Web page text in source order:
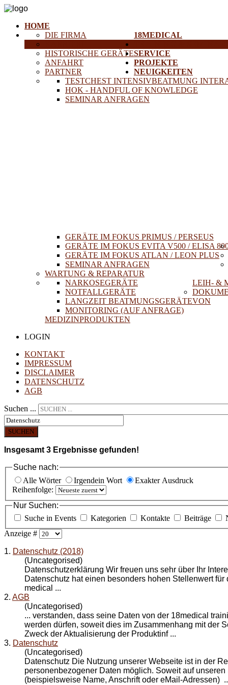
HOME
18MEDICAL
DIE FIRMA
HISTORISCHE GERÄTE
ANFAHRT
PARTNER
TESTCHEST INTENSIVBEATMUNG
HOK - HANDFUL OF KNOWLEDGE
SEMINAR ANFRAGEN
GERÄTE IM FOKUS PRIMUS / PERSEUS
GERÄTE IM FOKUS EVITA V500 / ELISA
GERÄTE IM FOKUS ATLAN / LEON PLUS
SEMINAR ANFRAGEN
SERVICE
WARTUNG & REPARATUR
LEIH- &
NARKOSEGERÄTE
NOTFALLGERÄTE
LANGZEIT BEATMUNGSGERÄTE
MONITORING (AUF ANFRAGE)
VON
MEDIZINPRODUKTEN
PROJEKTE
NEUIGKEITEN
LOGIN
KONTAKT
IMPRESSUM
DISCLAIMER
DATENSCHUTZ
AGB
Suchen ...
SUCHEN
Insgesamt 3 Ergebnisse gefunden!
Suche nach:
Alle Wörter
Irgendein Wort
Exakter Ausdruck
Reihenfolge:
Nur Suchen:
Suche in Events
Kategorien Kontakte Beiträge
Anzeige #
1. Datenschutz (2018)
(Uncategorised)
Datenschutzerklärung Wir freuen uns sehr über Ihr
Datenschutz hat einen besonders hohen Stellenwert
medical ...
2. AGB
(Uncategorised)
... verstanden, dass seine Daten von der 18medical
werden dürfen, soweit dies im Zusammenhang mit der
Zweck der Aktualisierung der Produktinf ...
3. Datenschutz
(Uncategorised)
Datenschutz Die Nutzung unserer Webseite ist in der
personenbezogener Daten möglich. Soweit auf
(beispielsweise Name, Anschrift oder eMail-Adressen)